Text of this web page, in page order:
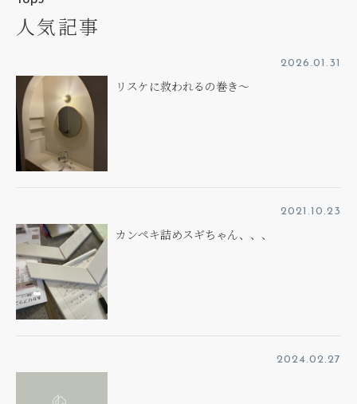
人気記事
2026.01.31
リスケに救われるの巻き～
2021.10.23
カンペキ詰めスギちゃん、、、
2024.02.27